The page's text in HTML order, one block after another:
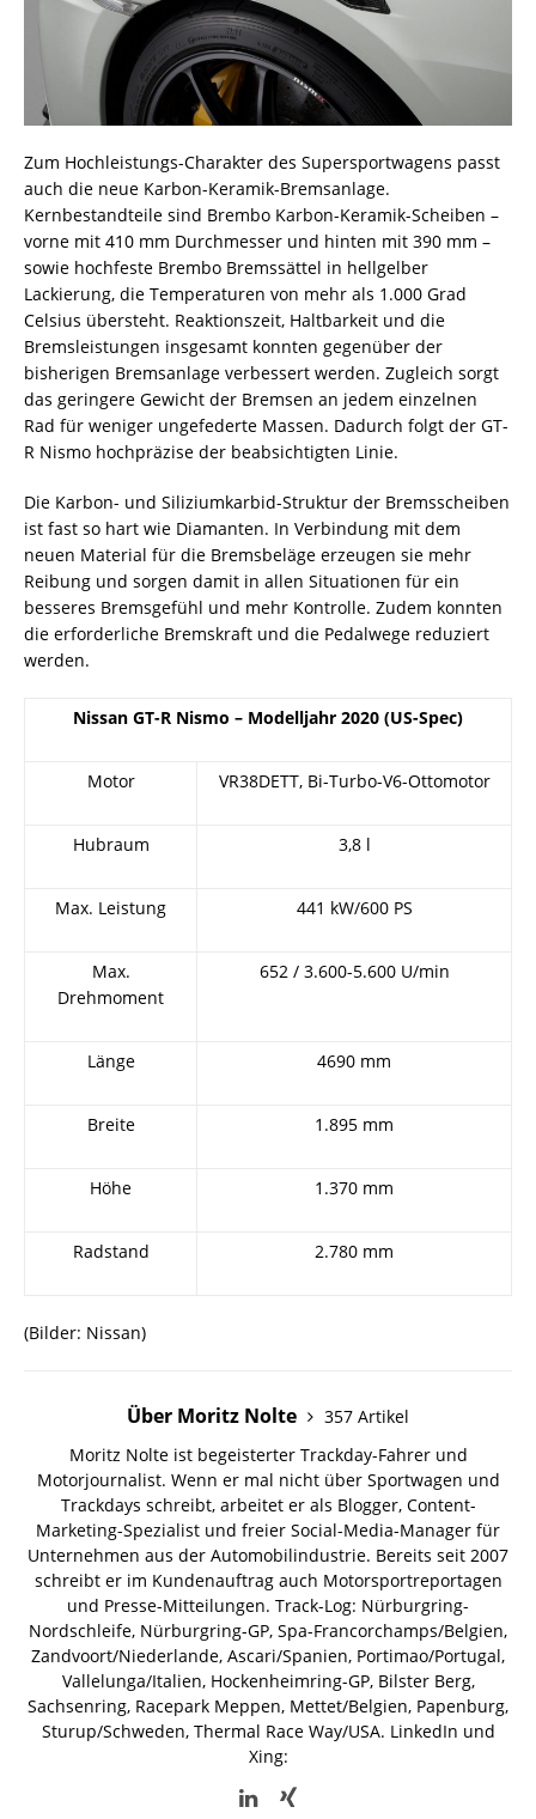
Zum Hochleistungs-Charakter des Supersportwagens passt
auch die neue Karbon-Keramik-Bremsanlage.
Kernbestandteile sind Brembo Karbon-Keramik-Scheiben –
vorne mit 410 mm Durchmesser und hinten mit 390 mm –
sowie hochfeste Brembo Bremssättel in hellgelber
Lackierung, die Temperaturen von mehr als 1.000 Grad
Celsius übersteht. Reaktionszeit, Haltbarkeit und die
Bremsleistungen insgesamt konnten gegenüber der
bisherigen Bremsanlage verbessert werden. Zugleich sorgt
das geringere Gewicht der Bremsen an jedem einzelnen
Rad für weniger ungefederte Massen. Dadurch folgt der GT-
R Nismo hochpräzise der beabsichtigten Linie.
Die Karbon- und Siliziumkarbid-Struktur der Bremsscheiben
ist fast so hart wie Diamanten. In Verbindung mit dem
neuen Material für die Bremsbeläge erzeugen sie mehr
Reibung und sorgen damit in allen Situationen für ein
besseres Bremsgefühl und mehr Kontrolle. Zudem konnten
die erforderliche Bremskraft und die Pedalwege reduziert
werden.
Nissan GT-R Nismo – Modelljahr 2020 (US-Spec)
Motor VR38DETT, Bi-Turbo-V6-Ottomotor
Hubraum 3,8 l
Max. Leistung 441 kW/600 PS
Max.
Drehmoment
652 / 3.600-5.600 U/min
Länge 4690 mm
Breite 1.895 mm
Höhe 1.370 mm
Radstand 2.780 mm
(Bilder: Nissan)
Über Moritz Nolte
357 Artikel
Moritz Nolte ist begeisterter Trackday-Fahrer und
Motorjournalist. Wenn er mal nicht über Sportwagen und
Trackdays schreibt, arbeitet er als Blogger, Content-
Marketing-Spezialist und freier Social-Media-Manager für
Unternehmen aus der Automobilindustrie. Bereits seit 2007
schreibt er im Kundenauftrag auch Motorsportreportagen
und Presse-Mitteilungen. Track-Log: Nürburgring-
Nordschleife, Nürburgring-GP, Spa-Francorchamps/Belgien,
Zandvoort/Niederlande, Ascari/Spanien, Portimao/Portugal,
Vallelunga/Italien, Hockenheimring-GP, Bilster Berg,
Sachsenring, Racepark Meppen, Mettet/Belgien, Papenburg,
Sturup/Schweden, Thermal Race Way/USA. LinkedIn und
Xing: